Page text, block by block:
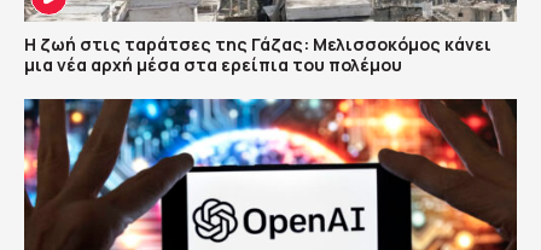
Η ζωή στις ταράτσες της Γάζας: Μελισσοκόμος κάνει
μια νέα αρχή μέσα στα ερείπια του πολέμου